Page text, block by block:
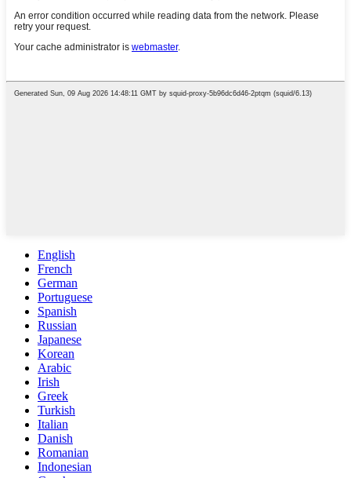
English
French
German
Portuguese
Spanish
Russian
Japanese
Korean
Arabic
Irish
Greek
Turkish
Italian
Danish
Romanian
Indonesian